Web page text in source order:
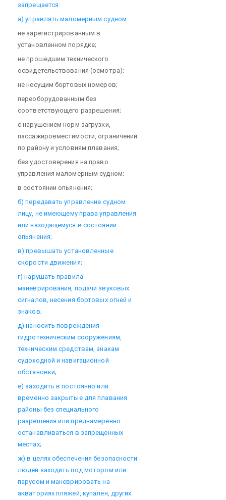
запрещается:
а) управлять маломерным судном:
не зарегистрированным в
установленном порядке;
не прошедшим технического
освидетельствования (осмотра);
не несущим бортовых номеров;
переоборудованным без
соответствующего разрешения;
с нарушением норм загрузки,
пассажировместимости, ограничений
по району и условиям плавания;
без удостоверения на право
управления маломерным судном;
в состоянии опьянения;
б) передавать управление судном
лицу, не имеющему права управления
или находящемуся в состоянии
опьянения;
в) превышать установленные
скорости движения;
г) нарушать правила
маневрирования, подачи звуковых
сигналов, несения бортовых огней и
знаков;
д) наносить повреждения
гидротехническим сооружениям,
техническим средствам, знакам
судоходной и навигационной
обстановки;
е) заходить в постоянно или
временно закрытые для плавания
районы без специального
разрешения или преднамеренно
останавливаться в запрещенных
местах;
ж) в целях обеспечения безопасности
людей заходить под мотором или
парусом и маневрировать на
акваториях пляжей, купален, других